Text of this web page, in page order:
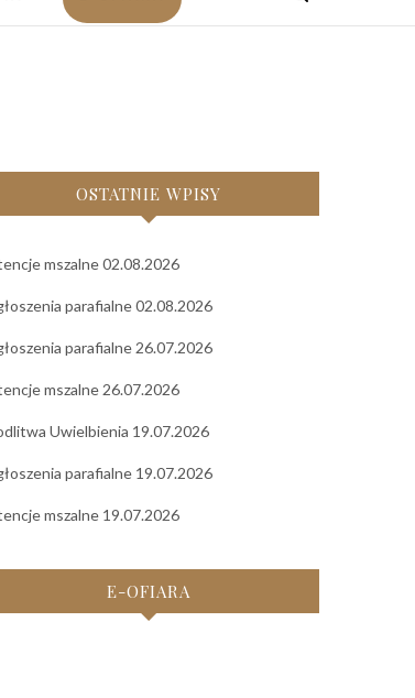
OSTATNIE WPISY
mszalne 02.08.2026
parafialne 02.08.2026
parafialne 26.07.2026
mszalne 26.07.2026
Uwielbienia 19.07.2026
parafialne 19.07.2026
mszalne 19.07.2026
E-OFIARA